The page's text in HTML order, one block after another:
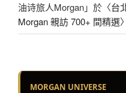
油诗旅人Morgan」於〈台
Morgan 親訪 700+ 間精選
MORGAN UNIVERSE